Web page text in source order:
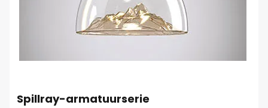
Spillray-armatuurserie